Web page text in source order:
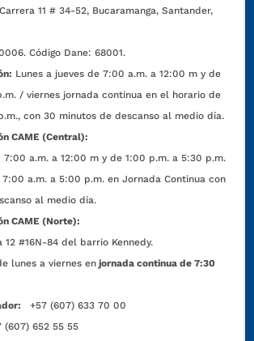
Carrera 11 # 34-52, Bucaramanga, Santander,
Código Dane: 68001.
Lunes a jueves de 7:00 a.m. a 12:00 m y de
/ viernes jornada continua en el horario de
con 30 minutos de descanso al medio día.
CAME (Central):
a.m. a 12:00 m y de 1:00 p.m. a 5:30 p.m.
a 5:00 p.m. en Jornada Continua con
al medio día.
CAME (Norte):
12 #16N-84 del barrio Kennedy.
lunes a viernes en jornada continua de 7:30
+57 (607) 633 70 00
(607) 652 55 55